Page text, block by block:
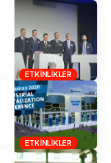
ETKINLIKLER
ETKINLIKLER